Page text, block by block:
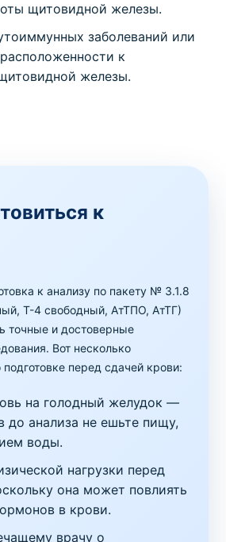
щитовидной железы.
заболеваний или
к
железы.
к
к анализу по пакету № 3.1.8
Т-4 свободный, АтТПО, АтТГ)
точные и достоверные
Вот несколько
перед сдачей крови:
на голодный желудок —
до анализа не ешьте пищу,
воды.
нагрузки перед
она может повлиять
в крови.
врачу о